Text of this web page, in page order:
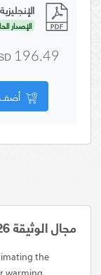
الإنجليزية
الإصدار
196.49
أضف
مجال الوثيقة ISO 8932-3:2026
the